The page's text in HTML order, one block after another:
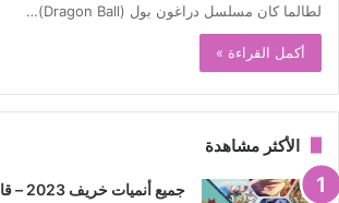
لطالما كان مسلسل دراغون بول (Dragon Ball)…
أكمل القراءة »
الأكثر مشاهدة
جميع أنميات خريف 2023 – قائمة كاملة